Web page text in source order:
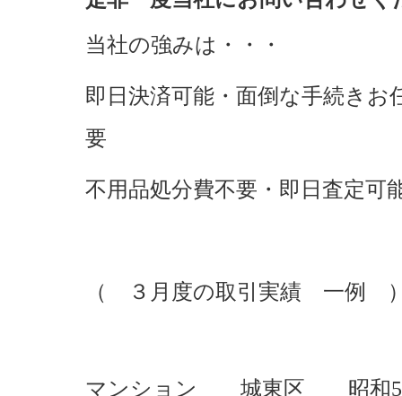
当社の強みは・・・
即日決済可能・面倒な手続きお
要
不用品処分費不要・即日査定可
（ ３月度の取引実績 一例
マンション 城東区 昭